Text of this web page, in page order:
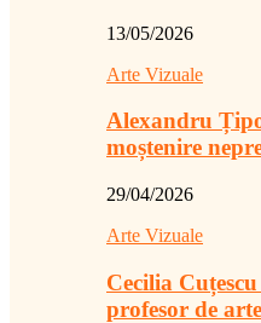
13/05/2026
Arte Vizuale
Alexandru
moștenire
29/04/2026
Arte Vizuale
Cecilia
profesor de